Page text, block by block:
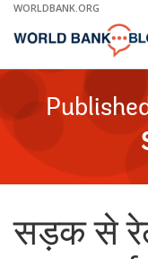
Skip
Main
WORLDBANK.ORG
सड़क से